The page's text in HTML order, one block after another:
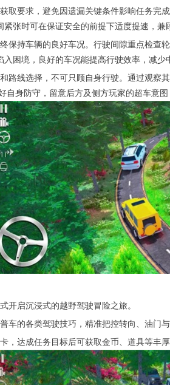
取要求，避免因遗漏关键条件影响任务
张时可在保证安全的前提下适度提速，兼
保持车辆的良好车况。行驶间隙重点检
困境，良好的车况能提高行驶效率，减少
路线选择，不可只顾自身行驶。通过观
身防守，留意后方及侧方玩家的超车意
开启沉浸式的越野驾驶冒险之旅。
车的各类驾驶技巧，精准把控转向、油门
，达成任务目标后可获取金币、道具等丰